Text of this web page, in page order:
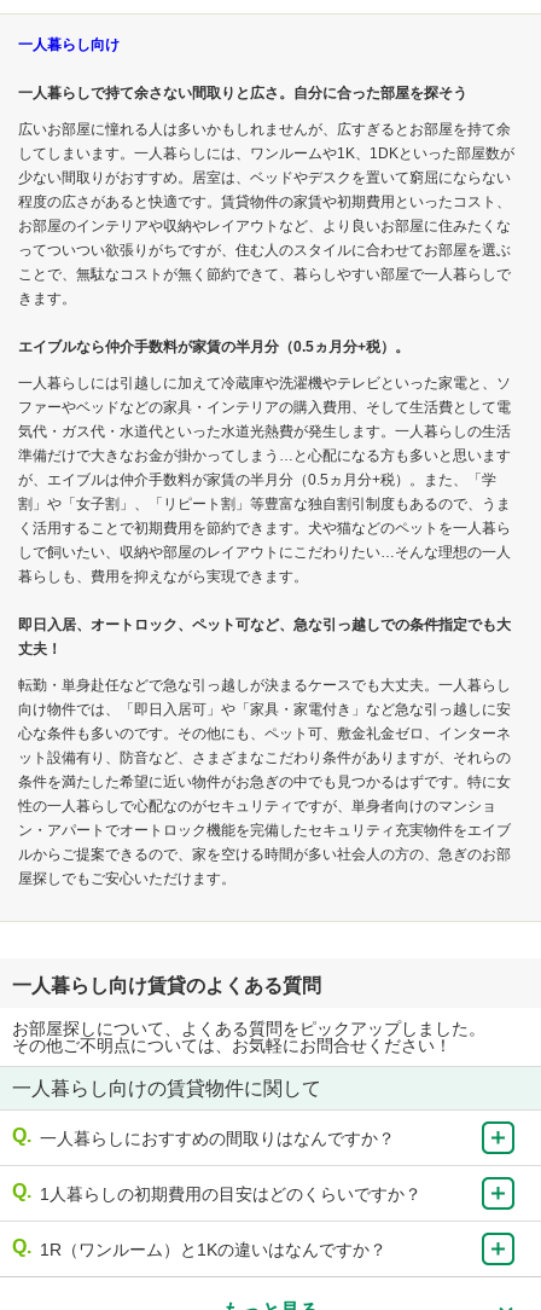
一人暮らし向け
一人暮らしで持て余さない間取りと広さ。自分に合った部屋を探そう
広いお部屋に憧れる人は多いかもしれませんが、広すぎるとお部屋を持て余
してしまいます。一人暮らしには、ワンルームや1K、1DKといった部屋数が
少ない間取りがおすすめ。居室は、ベッドやデスクを置いて窮屈にならない
程度の広さがあると快適です。賃貸物件の家賃や初期費用といったコスト、
お部屋のインテリアや収納やレイアウトなど、より良いお部屋に住みたくな
ってついつい欲張りがちですが、住む人のスタイルに合わせてお部屋を選ぶ
ことで、無駄なコストが無く節約できて、暮らしやすい部屋で一人暮らしで
きます。
エイブルなら仲介手数料が家賃の半月分（0.5ヵ月分+税）。
一人暮らしには引越しに加えて冷蔵庫や洗濯機やテレビといった家電と、ソ
ファーやベッドなどの家具・インテリアの購入費用、そして生活費として電
気代・ガス代・水道代といった水道光熱費が発生します。一人暮らしの生活
準備だけで大きなお金が掛かってしまう…と心配になる方も多いと思います
が、エイブルは仲介手数料が家賃の半月分（0.5ヵ月分+税）。また、「学
割」や「女子割」、「リピート割」等豊富な独自割引制度もあるので、うま
く活用することで初期費用を節約できます。犬や猫などのペットを一人暮ら
しで飼いたい、収納や部屋のレイアウトにこだわりたい…そんな理想の一人
暮らしも、費用を抑えながら実現できます。
即日入居、オートロック、ペット可など、急な引っ越しでの条件指定でも大
丈夫！
転勤・単身赴任などで急な引っ越しが決まるケースでも大丈夫。一人暮らし
向け物件では、「即日入居可」や「家具・家電付き」など急な引っ越しに安
心な条件も多いのです。その他にも、ペット可、敷金礼金ゼロ、インターネ
ット設備有り、防音など、さまざまなこだわり条件がありますが、それらの
条件を満たした希望に近い物件がお急ぎの中でも見つかるはずです。特に女
性の一人暮らしで心配なのがセキュリティですが、単身者向けのマンショ
ン・アパートでオートロック機能を完備したセキュリティ充実物件をエイブ
ルからご提案できるので、家を空ける時間が多い社会人の方の、急ぎのお部
屋探しでもご安心いただけます。
一人暮らし向け賃貸のよくある質問
お部屋探しについて、よくある質問をピックアップしました。
その他ご不明点については、お気軽にお問合せください！
一人暮らし向けの賃貸物件に関して
一人暮らしにおすすめの間取りはなんですか？
1人暮らしの初期費用の目安はどのくらいですか？
1R（ワンルーム）と1Kの違いはなんですか？